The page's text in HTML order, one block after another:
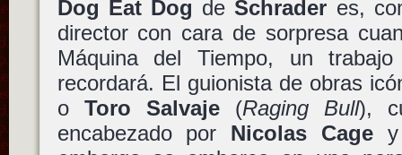
Dog Eat Dog deSchrader es,
director con cara de sorpresa
Máquina del Tiempo, un
recordará. El guionista de obras
o Toro Salvaje(Raging Bull),
encabezado por Nicolas Cage